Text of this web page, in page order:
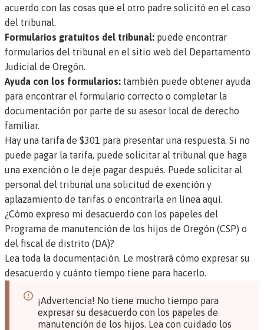
acuerdo con las cosas que el otro padre solicitó en el caso
del tribunal.
Formularios gratuitos del tribunal: puede encontrar
formularios del tribunal en el sitio web del Departamento
Judicial de Oregón.
Ayuda con los formularios: también puede obtener ayuda
para encontrar el formulario correcto o completar la
documentación por parte de su asesor local de derecho
familiar.
Hay una tarifa de $301 para presentar una respuesta. Si no
puede pagar la tarifa, puede solicitar al tribunal que haga
una exención o le deje pagar después. Puede solicitar al
personal del tribunal una solicitud de exención y
aplazamiento de tarifas o encontrarla en línea aquí.
¿Cómo expreso mi desacuerdo con los papeles del
Programa de manutención de los hijos de Oregón (CSP) o
del fiscal de distrito (DA)?
Lea toda la documentación. Le mostrará cómo expresar su
desacuerdo y cuánto tiempo tiene para hacerlo.
¡Advertencia! No tiene mucho tiempo para
expresar su desacuerdo con los papeles de
manutención de los hijos. Lea con cuidado los